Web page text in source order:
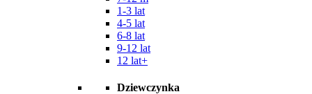
1-3 lat
4-5 lat
6-8 lat
9-12 lat
12 lat+
Dziewczynka